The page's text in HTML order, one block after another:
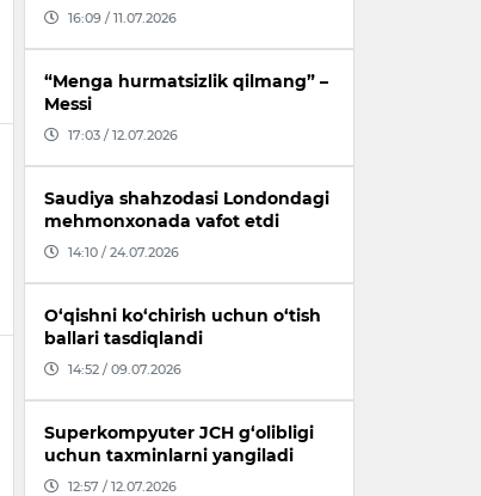
16:09 / 11.07.2026
“Menga hurmatsizlik qilmang” –
Messi
17:03 / 12.07.2026
Saudiya shahzodasi Londondagi
mehmonxonada vafot etdi
14:10 / 24.07.2026
O‘qishni ko‘chirish uchun o‘tish
ballari tasdiqlandi
14:52 / 09.07.2026
Superkompyuter JCH g‘olibligi
uchun taxminlarni yangiladi
12:57 / 12.07.2026